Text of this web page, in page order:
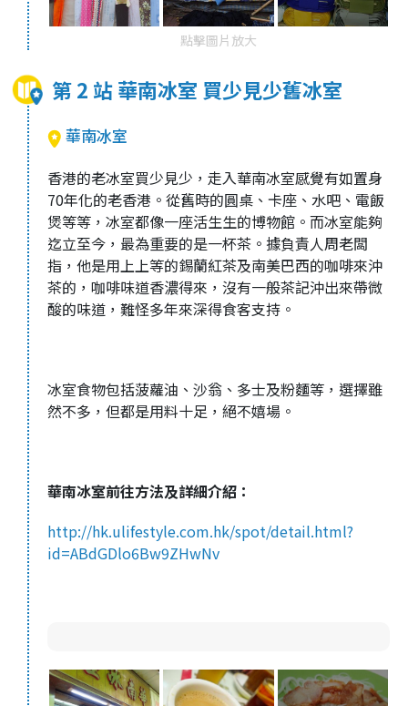
點擊圖片放大
第 2 站 華南冰室 買少見少舊冰室
華南冰室
香港的老冰室買少見少，走入華南冰室感覺有如置身
70年化的老香港。從舊時的圓桌、卡座、水吧、電飯
煲等等，冰室都像一座活生生的博物館。而冰室能夠
迄立至今，最為重要的是一杯茶。據負責人周老闆
指，他是用上上等的錫蘭紅茶及南美巴西的咖啡來沖
茶的，咖啡味道香濃得來，沒有一般茶記沖出來帶微
酸的味道，難怪多年來深得食客支持。
冰室食物包括菠蘿油、沙翁、多士及粉麵等，選擇雖
然不多，但都是用料十足，絕不嬉場。
華南冰室前往方法及詳細介紹：
http://hk.ulifestyle.com.hk/spot/detail.html?
id=ABdGDlo6Bw9ZHwNv